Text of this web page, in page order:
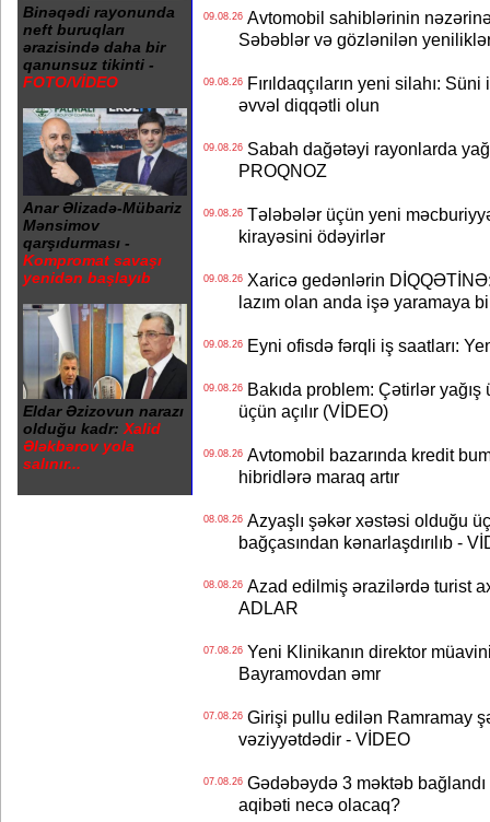
Binəqədi rayonunda
neft buruqları
ərazisində daha bir
qanunsuz tikinti -
FOTO/VİDEO
Anar Əlizadə-Mübariz
Mənsimov
qarşıdurması -
Kompromat savaşı
yenidən başlayıb
Eldar Əzizovun narazı
olduğu kadr: Xalid
Ələkbərov yola
salınır...
09.08.26Avtomobil sahiblərinin
Səbəblər və gözlənilən
09.08.26Fırıldaqçıların yeni silahı:
əvvəl diqqətli olun
09.08.26Sabah dağətəyi rayonlarda
PROQNOZ
09.08.26Tələbələr üçün yeni
kirayəsini ödəyirlər
09.08.26Xaricə gedənlərin DİQQƏTİNƏ:
lazım olan anda işə yaramaya
09.08.26Eyni ofisdə fərqli iş saatları:
09.08.26Bakıda problem: Çətirlər
üçün açılır (VİDEO)
09.08.26Avtomobil bazarında kredit
hibridlərə maraq artır
08.08.26Azyaşlı şəkər xəstəsi olduğu
bağçasından kənarlaşdırılıb -
08.08.26Azad edilmiş ərazilərdə turist
ADLAR
07.08.26Yeni Klinikanın direktor müavini
Bayramovdan əmr
07.08.26Girişi pullu edilən Ramramay
vəziyyətdədir - VİDEO
07.08.26Gədəbəydə 3 məktəb
aqibəti necə olacaq?